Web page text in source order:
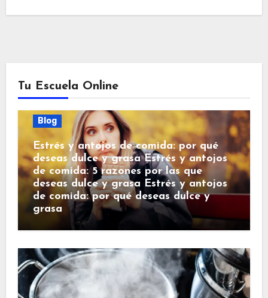
Tu Escuela Online
Blog
Estrés y antojos de comida: por qué
deseas dulce y grasa Estrés y antojos
de comida: 5 razones por las que
deseas dulce y grasa Estrés y antojos
de comida: por qué deseas dulce y
grasa